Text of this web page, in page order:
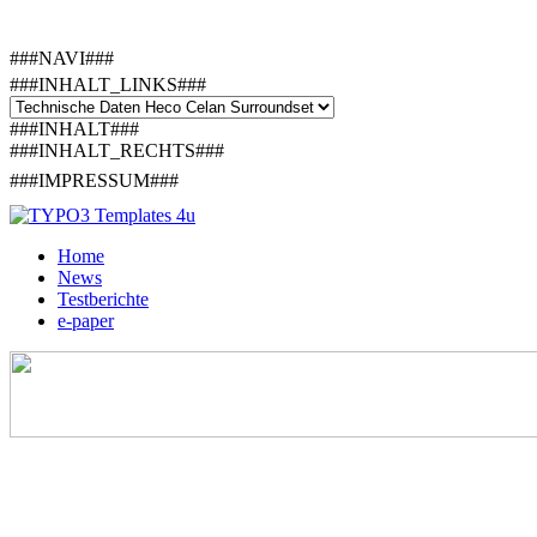
###NAVI###
###INHALT_LINKS###
###INHALT###
###INHALT_RECHTS###
###IMPRESSUM###
Home
News
Testberichte
e-paper